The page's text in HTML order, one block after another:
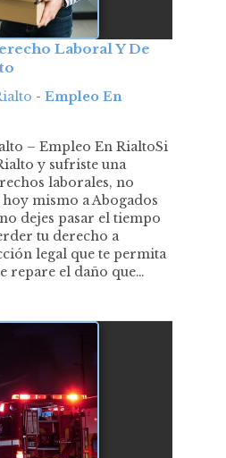
Laboral Y De
- Empleo En
– Empleo En RialtoSi
y sufriste una
laborales, no
mismo a Abogados
dejes pasar el tiempo
tu derecho a
legal que te permita
repare el daño que…